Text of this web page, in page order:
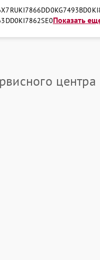
KI7866DD0KG7493BD0
KI7862SE0Показать
центра